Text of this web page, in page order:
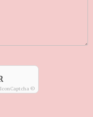
IconCaptcha ©